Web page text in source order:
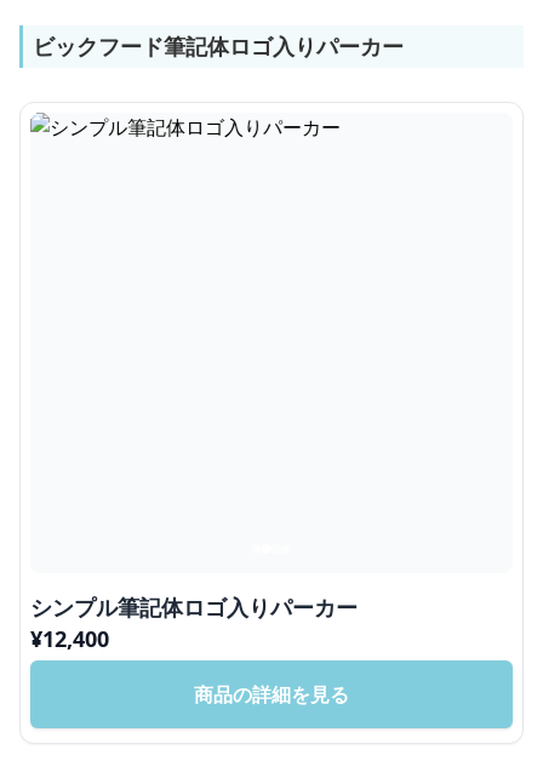
ビックフード筆記体ロゴ入りパーカー
シンプル筆記体ロゴ入りパーカー
¥12,400
商品の詳細を見る